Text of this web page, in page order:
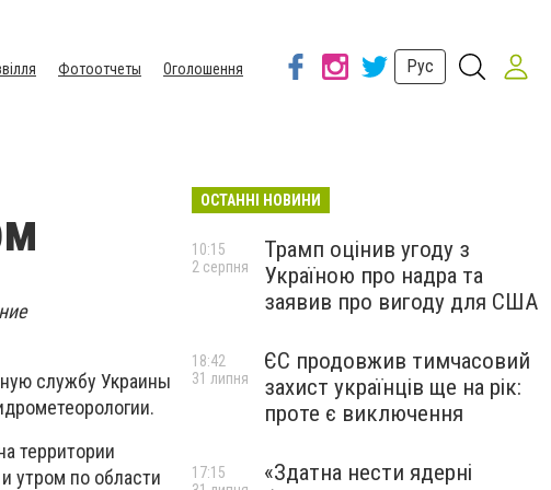
Фотоотчеты Оголошення Рус
службу Украины
территории
утром по области
ОСТАННІ НОВИНИ
Трамп оцінив угоду з
Україною про надра та
заявив про вигоду для США
10:15
2 серпня
ЄС продовжив тимчасовий
захист українців ще на рік:
проте є виключення
18:42
31 липня
«Здатна нести ядерні
17:15